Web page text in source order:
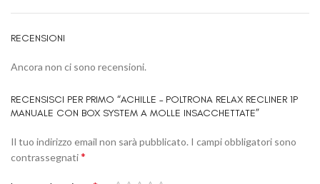
RECENSIONI
Ancora non ci sono recensioni.
RECENSISCI PER PRIMO “ACHILLE – POLTRONA RELAX RECLINER 1P
MANUALE CON BOX SYSTEM A MOLLE INSACCHETTATE”
Il tuo indirizzo email non sarà pubblicato. I campi obbligatori sono
contrassegnati*